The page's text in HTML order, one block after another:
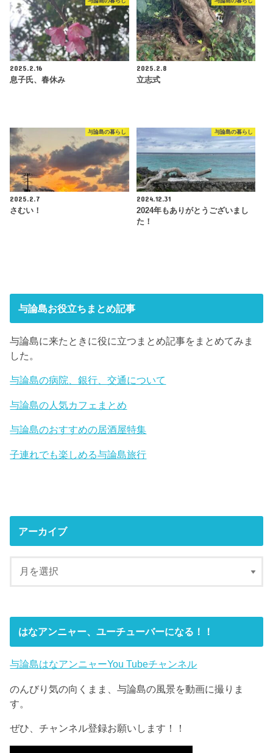
2025.2.16
息子氏、春休み
2025.2.8
立志式
与論島の暮らし
2025.2.7
さむい！
与論島の暮らし
2024.12.31
2024年もありがとうございまし
た！
与論島お役立ちまとめ記事
与論島に来たときに役に立つまとめ記事をまとめてみま
した。
与論島の病院、銀行、交通について
与論島の人気カフェまとめ
与論島のおすすめの居酒屋特集
子連れでも楽しめる与論島旅行
アーカイブ
はなアンニャー、ユーチューバーになる！！
与論島はなアンニャーYou Tubeチャンネル
のんびり気の向くまま、与論島の風景を動画に撮りま
す。
ぜひ、チャンネル登録お願いします！！